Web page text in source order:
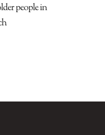
people in